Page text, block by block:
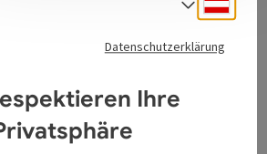
Datenschutzerklärung
Ihre